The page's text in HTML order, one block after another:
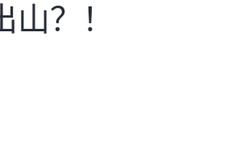
？！